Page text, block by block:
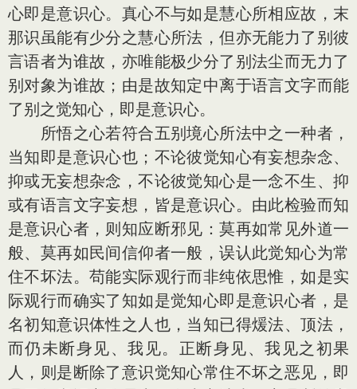
心即是意识心。真心不与如是慧心所相应故，末
那识虽能有少分之慧心所法，但亦无能力了别彼
言语者为谁故，亦唯能极少分了别法尘而无力了
别对象为谁故；由是故知定中离于语言文字而能
了别之觉知心，即是意识心。
所悟之心若符合五别境心所法中之一种者，
当知即是意识心也；不论彼觉知心有妄想杂念、
抑或无妄想杂念，不论彼觉知心是一念不生、抑
或有语言文字妄想，皆是意识心。由此检验而知
是意识心者，则知应断邪见：莫再如常见外道一
般、莫再如民间信仰者一般，误认此觉知心为常
住不坏法。苟能实际观行而非纯依思惟，如是实
际观行而确实了知如是觉知心即是意识心者，是
名初知意识体性之人也，当知已得煖法、顶法，
而仍未断身见、我见。正断身见、我见之初果
人，则是断除了意识觉知心常住不坏之恶见，即